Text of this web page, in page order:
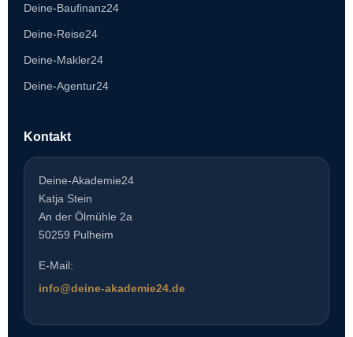
Deine-Baufinanz24
Deine-Reise24
Deine-Makler24
Deine-Agentur24
Kontakt
Deine-Akademie24
Katja Stein
An der Ölmühle 2a
50259 Pulheim
E-Mail:
info@deine-akademie24.de